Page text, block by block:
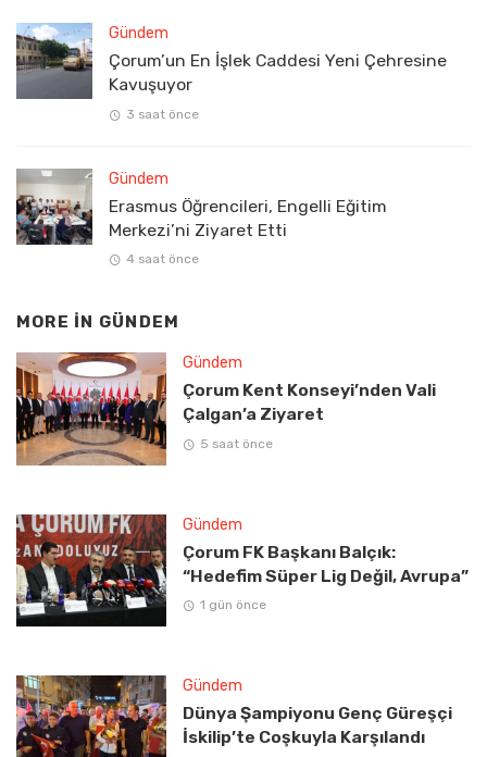
Gündem
Çorum’un En İşlek Caddesi Yeni Çehresine
Kavuşuyor
3 saat önce
Gündem
Erasmus Öğrencileri, Engelli Eğitim
Merkezi’ni Ziyaret Etti
4 saat önce
MORE IN GÜNDEM
Gündem
Çorum Kent Konseyi’nden Vali
Çalgan’a Ziyaret
5 saat önce
Gündem
Çorum FK Başkanı Balçık:
“Hedefim Süper Lig Değil, Avrupa”
1 gün önce
Gündem
Dünya Şampiyonu Genç Güreşçi
İskilip’te Coşkuyla Karşılandı